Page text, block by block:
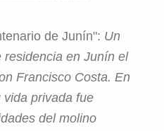
de Junín": Un
en Junín el
Francisco Costa. En
vida privada fue
del molino